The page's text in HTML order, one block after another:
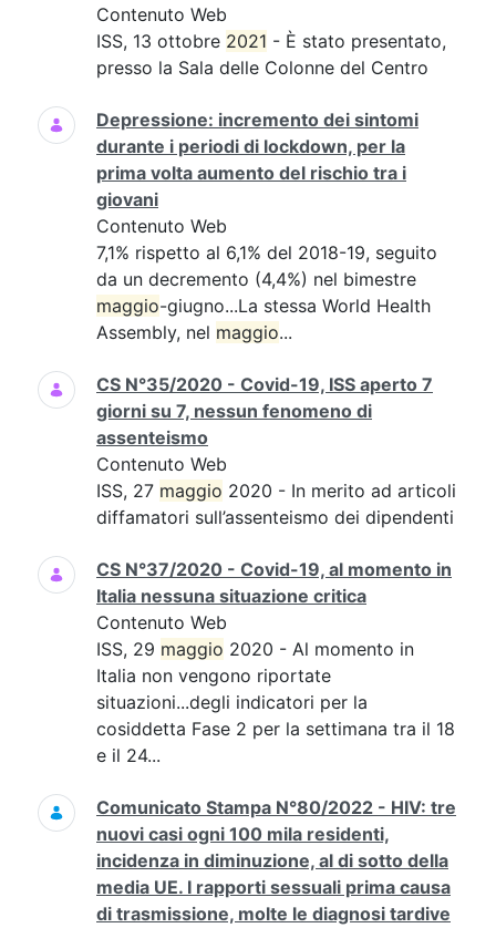
Contenuto Web
ISS, 13 ottobre 2021 - È stato presentato,
presso la Sala delle Colonne del Centro
Depressione: incremento dei sintomi
durante i periodi di lockdown, per la
prima volta aumento del rischio tra i
giovani
Contenuto Web
7,1% rispetto al 6,1% del 2018-19, seguito
da un decremento (4,4%) nel bimestre
maggio-giugno...La stessa World Health
Assembly, nel maggio...
CS N°35/2020 - Covid-19, ISS aperto 7
giorni su 7, nessun fenomeno di
assenteismo
Contenuto Web
ISS, 27 maggio 2020 - In merito ad articoli
diffamatori sull’assenteismo dei dipendenti
CS N°37/2020 - Covid-19, al momento in
Italia nessuna situazione critica
Contenuto Web
ISS, 29 maggio 2020 - Al momento in
Italia non vengono riportate
situazioni...degli indicatori per la
cosiddetta Fase 2 per la settimana tra il 18
e il 24...
Comunicato Stampa N°80/2022 - HIV: tre
nuovi casi ogni 100 mila residenti,
incidenza in diminuzione, al di sotto della
media UE. I rapporti sessuali prima causa
di trasmissione, molte le diagnosi tardive